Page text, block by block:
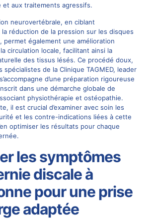
et aux traitements agressifs.
neurovertébrale, en ciblant
réduction de la pression sur les disques
permet également une amélioration
circulation locale, facilitant ainsi la
des tissus lésés. Ce procédé doux,
spécialistes de la Clinique TAGMED, leader
d’une préparation rigoureuse
dans une démarche globale de
physiothérapie et ostéopathie.
il est crucial d’examiner avec soin les
et les contre-indications liées à cette
optimiser les résultats pour chaque
les symptômes
discale à
pour une prise
adaptée